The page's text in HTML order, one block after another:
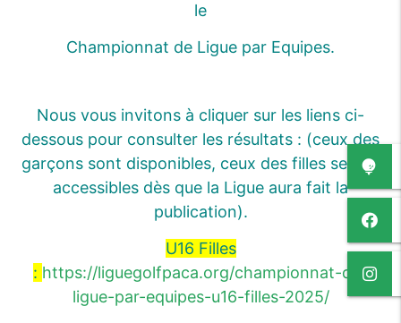
le
Championnat de Ligue par Equipes.
Nous vous invitons à cliquer sur les liens ci-
dessous pour consulter les résultats : (ceux des
garçons sont disponibles, ceux des filles seront
accessibles dès que la Ligue aura fait la
publication).
U16 Filles
: https://liguegolfpaca.org/championnat-de-
ligue-par-equipes-u16-filles-2025/